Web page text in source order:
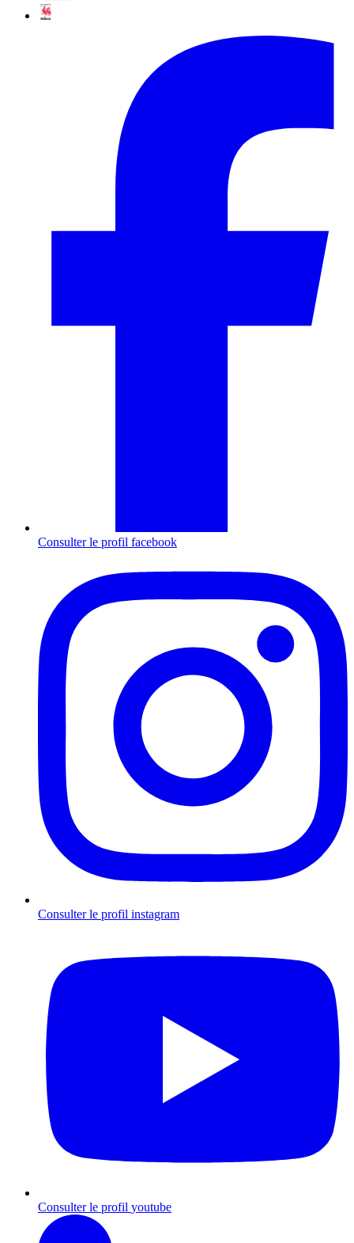
Consulter le profil facebook
Consulter le profil instagram
Consulter le profil youtube